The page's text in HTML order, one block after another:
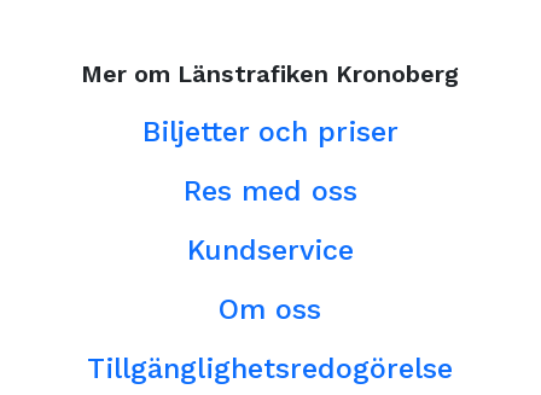
Mer om Länstrafiken Kronoberg
Biljetter och priser
Res med oss
Kundservice
Om oss
Tillgänglighetsredogörelse